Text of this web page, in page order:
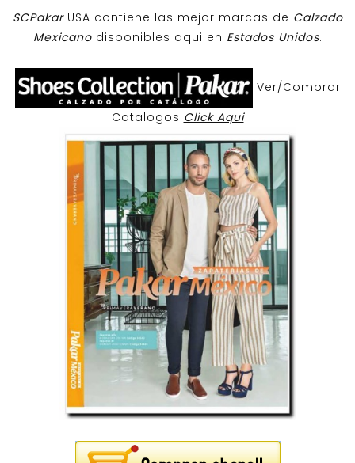
SCPakar USA contiene las mejor marcas de Calzado
Mexicanodisponibles aqui en Estados Unidos.
Ver/Comprar
Catalogos Click Aqui